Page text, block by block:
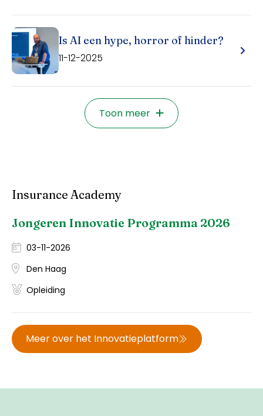
Is AI een hype, horror of hinder?
11-12-2025
Toon meer
Insurance Academy
Jongeren Innovatie Programma 2026
03-11-2026
Den Haag
Opleiding
Meer over het Innovatieplatform